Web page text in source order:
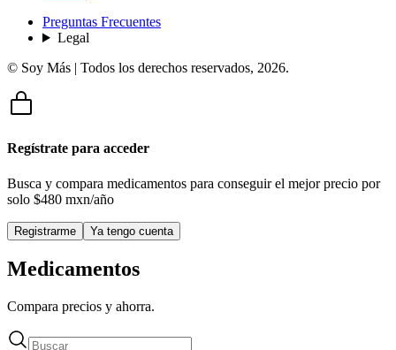
Preguntas Frecuentes
Legal
© Soy Más | Todos los derechos reservados, 2026.
Regístrate para acceder
Busca y compara medicamentos para conseguir el mejor precio por
solo $480 mxn/año
Registrarme Ya tengo cuenta
Medicamentos
Compara precios y ahorra.